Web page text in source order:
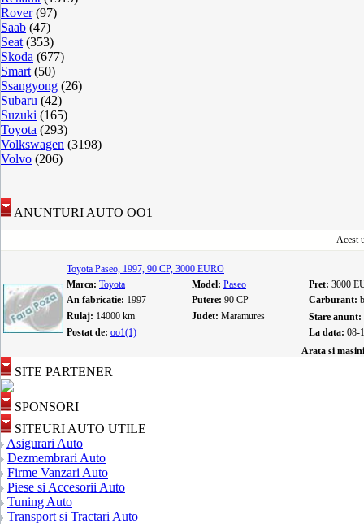
Rover(97)
Saab (47)
Seat (353)
Skoda (677)
Smart (50)
Ssangyong (26)
Subaru (42)
Suzuki (165)
Toyota (293)
Volkswagen (3198)
Volvo (206)
ANUNTURI AUTO OO1
Acest
Toyota Paseo, 1997, 90 CP, 3000 EURO
Marca: Toyota Model: Paseo Pret: 3000
An fabricatie: 1997 Putere: 90 CP Carburant:
Rulaj: 14000 km Judet: Maramures
Stare anunt:
Postat de: oo1(1) La data: 08-
Arata si
SITE PARTENER
SPONSORI
SITEURI AUTO UTILE
Asigurari Auto
Dezmembrari Auto
Firme Vanzari Auto
Piese si Accesorii Auto
Tuning Auto
Transport si Tractari Auto